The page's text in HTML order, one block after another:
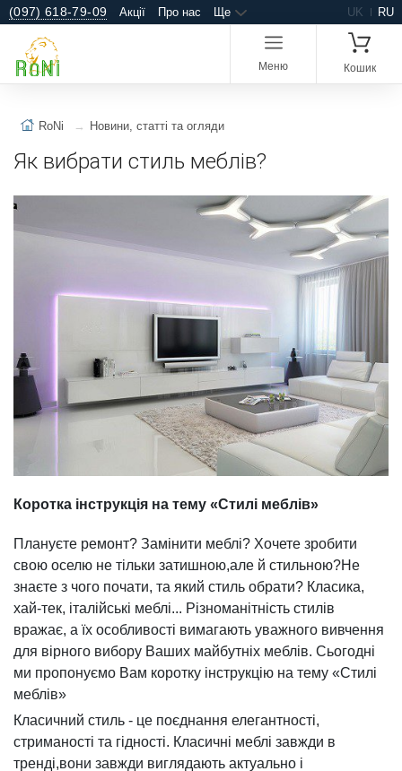
(097) 618-79-09 Акції Про нас Ще UK RU
Меню Кошик
RoNi Новини, статті та огляди
Як вибрати стиль меблів?
Коротка інструкція на тему «Стилі меблів»
Плануєте ремонт? Замінити меблі? Хочете зробити
свою оселю не тільки затишною,але й стильною?Не
знаєте з чого почати, та який стиль обрати? Класика,
хай-тек, італійські меблі... Різноманітність стилів
вражає, а їх особливості вимагають уважного вивчення
для вірного вибору Ваших майбутніх меблів. Сьогодні
ми пропонуємо Вам коротку інструкцію на тему «Стилі
меблів»
Класичний стиль - це поєднання елегантності,
стриманості та гідності. Класичні меблі завжди в
тренді,вони завжди виглядають актуально і